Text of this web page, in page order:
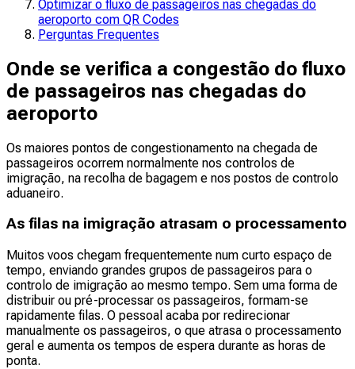
Optimizar o fluxo de passageiros nas chegadas do
aeroporto com QR Codes
Perguntas Frequentes
Onde se verifica a congestão do fluxo
de passageiros nas chegadas do
aeroporto
Os maiores pontos de congestionamento na chegada de
passageiros ocorrem normalmente nos controlos de
imigração, na recolha de bagagem e nos postos de controlo
aduaneiro.
As filas na imigração atrasam o processamento
Muitos voos chegam frequentemente num curto espaço de
tempo, enviando grandes grupos de passageiros para o
controlo de imigração ao mesmo tempo. Sem uma forma de
distribuir ou pré-processar os passageiros, formam-se
rapidamente filas. O pessoal acaba por redirecionar
manualmente os passageiros, o que atrasa o processamento
geral e aumenta os tempos de espera durante as horas de
ponta.